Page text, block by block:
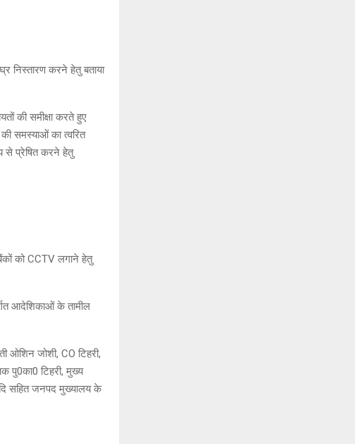
निस्तारण करने हेतु बताया
की समीक्षा करते हुए
की समस्याओं का त्वरित
से प्रेषित करने हेतु
को CCTV लगाने हेतु
आदेशिकाओं के तामील
ओशिन जोशी, CO टिहरी,
पु0का0 टिहरी, मुख्य
सहित जनपद मुख्यालय के